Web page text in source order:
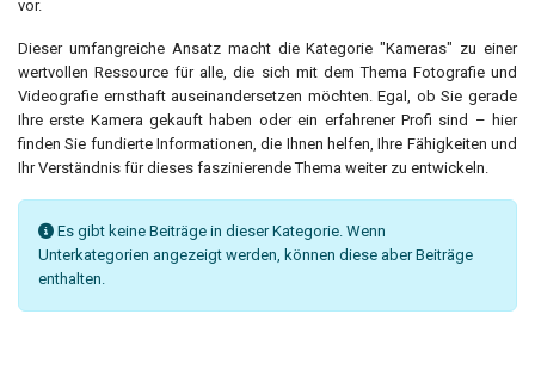
vor.
Dieser umfangreiche Ansatz macht die Kategorie "Kameras" zu einer
wertvollen Ressource für alle, die sich mit dem Thema Fotografie und
Videografie ernsthaft auseinandersetzen möchten. Egal, ob Sie gerade
Ihre erste Kamera gekauft haben oder ein erfahrener Profi sind – hier
finden Sie fundierte Informationen, die Ihnen helfen, Ihre Fähigkeiten und
Ihr Verständnis für dieses faszinierende Thema weiter zu entwickeln.
Information
Es gibt keine Beiträge in dieser Kategorie. Wenn
Unterkategorien angezeigt werden, können diese aber Beiträge
enthalten.